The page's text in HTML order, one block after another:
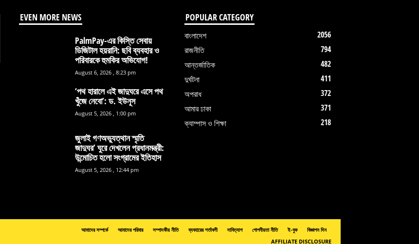
EVEN MORE NEWS
PalmPay-এর কিস্তি সেবায়
ডিজিটাল হয়রানি: ছবি ব্যবহার ও
পরিবারকে হুমকির অভিযোগ!
August 6, 2026 , 8:23 pm
‘পথ হারালে এই জাদুঘরে এসে পথ
খুঁজে নেবো’: ড. ইউনূস
August 5, 2026 , 1:00 pm
জুলাই গণঅভ্যুত্থান স্মৃতি
জাদুঘর’ ঘুরে দেখলেন প্রধানমন্ত্রী:
উন্মোচিত হলো সংগ্রামের ইতিহাস
August 5, 2026 , 12:44 pm
POPULAR CATEGORY
বাংলাদেশ
2056
রাজনীতি
794
আন্তর্জাতিক
482
দুর্ঘটনা
411
অপরাধ
372
আমার ঢাকা
371
ক্যাম্পাস ও শিক্ষা
218
আমাদের সম্পর্কে আমাদের পরিবার সম্পাদকীয় নীতি ব্যবহারের শর্তাবলী দাবিত্যাগ গোপনীয়তা নীতি ই-বুক
বিজ্ঞাপন দিন
AFFILIATE DISCLOSURE